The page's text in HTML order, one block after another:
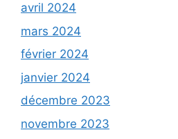
avril 2024
mars 2024
février 2024
janvier 2024
décembre 2023
novembre 2023